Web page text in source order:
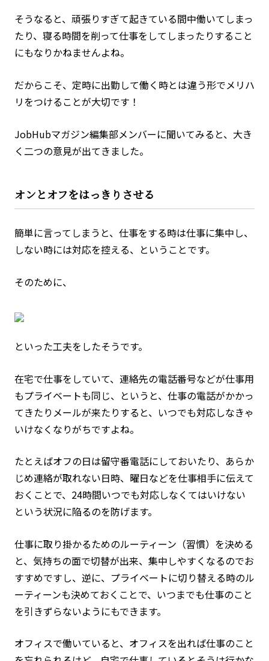
そうなると、頑張りすぎて起きている間中働いてしまっ
たり、寝る時間を削って仕事をしてしまったりすること
にもなりかねませんよね。
だからこそ、定時に出勤して働く時とは違う形でメリハ
リをつけることが大切です！
JobHubマガジン編集部メンバーに聞いてみると、大き
く二つの意見が出てきました。
オンとオフをはっきりさせる
簡単に言ってしまうと、仕事をする時は仕事に集中し、
しない時には対応を控える、ということです。
そのために、
といった工夫をしたそうです。
在宅で仕事をしていて、連絡先の電話番号などが仕事用
もプライベートも同じ、というと、仕事の電話がかかっ
てきたりメールが来たりすると、いつでも対応しなきゃ
いけなくなりがちですよね。
たとえばオフの日は留守番電話にしておいたり、あらか
じめ連絡が取れない日時、曜日などを仕事相手に伝えて
おくことで、24時間いつでも対応しなくてはいけない
という状況に陥るのを防げます。
仕事に取り掛かるためのルーティーン（習慣）を決める
と、気持ちの面で切替が出来、集中しやすくなるのでお
すすめですし、逆に、プライベートに切り替える時のル
ーティーンも決めておくことで、いつまでも仕事のこと
を引きずらないようにもできます。
オフィスで働いていると、オフィスを出れば仕事のこと